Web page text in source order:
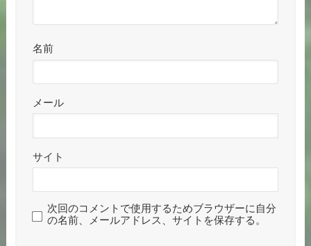
名前
メール
サイト
次回のコメントで使用するためブラウザーに自分
の名前、メールアドレス、サイトを保存する。